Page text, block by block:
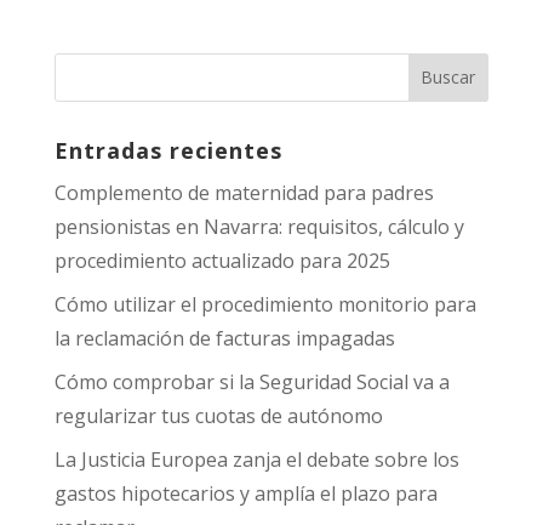
Entradas recientes
Complemento de maternidad para padres
pensionistas en Navarra: requisitos, cálculo y
procedimiento actualizado para 2025
Cómo utilizar el procedimiento monitorio para
la reclamación de facturas impagadas
Cómo comprobar si la Seguridad Social va a
regularizar tus cuotas de autónomo
La Justicia Europea zanja el debate sobre los
gastos hipotecarios y amplía el plazo para